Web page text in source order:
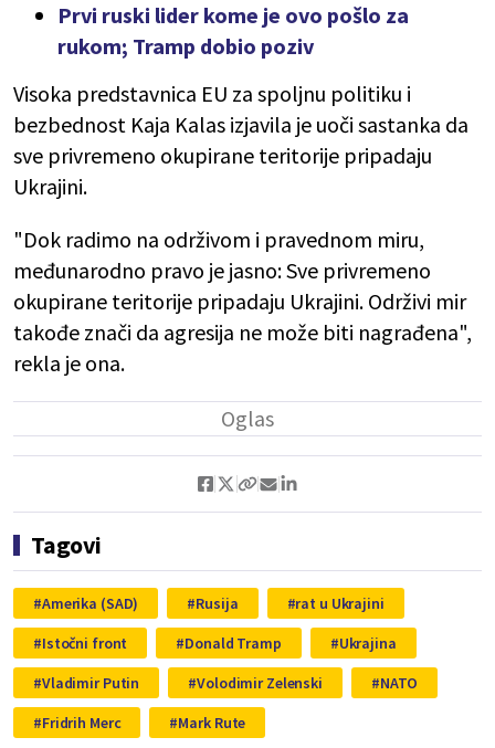
Prvi ruski lider kome je ovo pošlo za
rukom; Tramp dobio poziv
Visoka predstavnica EU za spoljnu politiku i
bezbednost Kaja Kalas izjavila je uoči sastanka da
sve privremeno okupirane teritorije pripadaju
Ukrajini.
"Dok radimo na održivom i pravednom miru,
međunarodno pravo je jasno: Sve privremeno
okupirane teritorije pripadaju Ukrajini. Održivi mir
takođe znači da agresija ne može biti nagrađena",
rekla je ona.
Tagovi
Amerika (SAD) Rusija
rat u Ukrajini
Istočni front
Donald Tramp
Ukrajina
Vladimir Putin
Volodimir Zelenski
NATO
Fridrih Merc
Mark Rute